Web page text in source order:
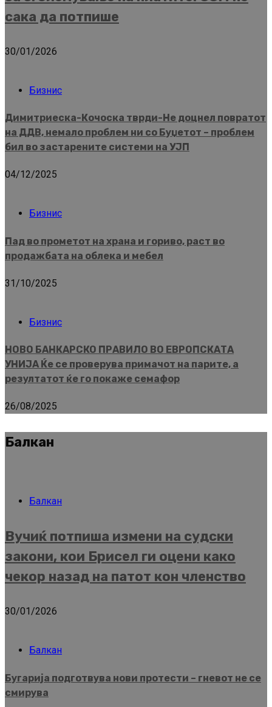
сака да потпише
30/01/2026
Бизнис
Димитриеска-Кочоска тврди-Не доцнел повратот
на ДДВ, немало проблем ни со Буџетот – проблем
бил во застарените системи на УЈП
04/12/2025
Бизнис
Пад во прометот на храна и гориво, раст во
продажбата на облека и мебел
31/10/2025
Бизнис
НОВО БАНКАРСКО ПРАВИЛО ВО ЕВРОПСКАТА
УНИЈА Ќе се проверува примачот на парите, а
резултатот ќе го покаже семафор
26/08/2025
Балкан
Балкан
Вучиќ потпиша измени на судски
закони, кои Брисел ги оцени како
чекор назад на патот кон членство
30/01/2026
Балкан
Бугарија подготвува нови протести – гневот не се
смирува